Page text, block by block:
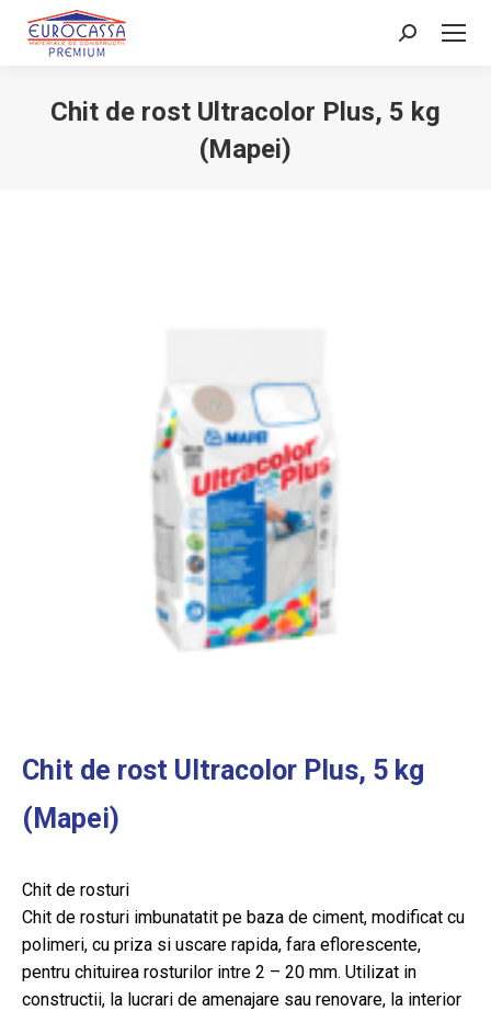
Search:
Chit de rost Ultracolor Plus, 5 kg
(Mapei)
Chit de rost Ultracolor Plus, 5 kg
(Mapei)
Chit de rosturi
Chit de rosturi imbunatatit pe baza de ciment, modificat cu
polimeri, cu priza si uscare rapida, fara eflorescente,
pentru chituirea rosturilor intre 2 – 20 mm. Utilizat in
constructii, la lucrari de amenajare sau renovare, la interior